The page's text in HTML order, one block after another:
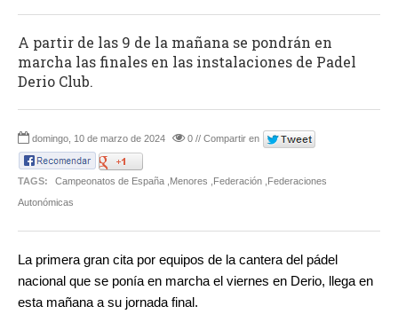
A partir de las 9 de la mañana se pondrán en
marcha las finales en las instalaciones de Padel
Derio Club.
domingo, 10 de marzo de 2024 0 // Compartir en
TAGS:
Campeonatos de España ,Menores ,Federación ,Federaciones
Autonómicas
La primera gran cita por equipos de la cantera del pádel
nacional que se ponía en marcha el viernes en Derio, llega en
esta mañana a su jornada final.